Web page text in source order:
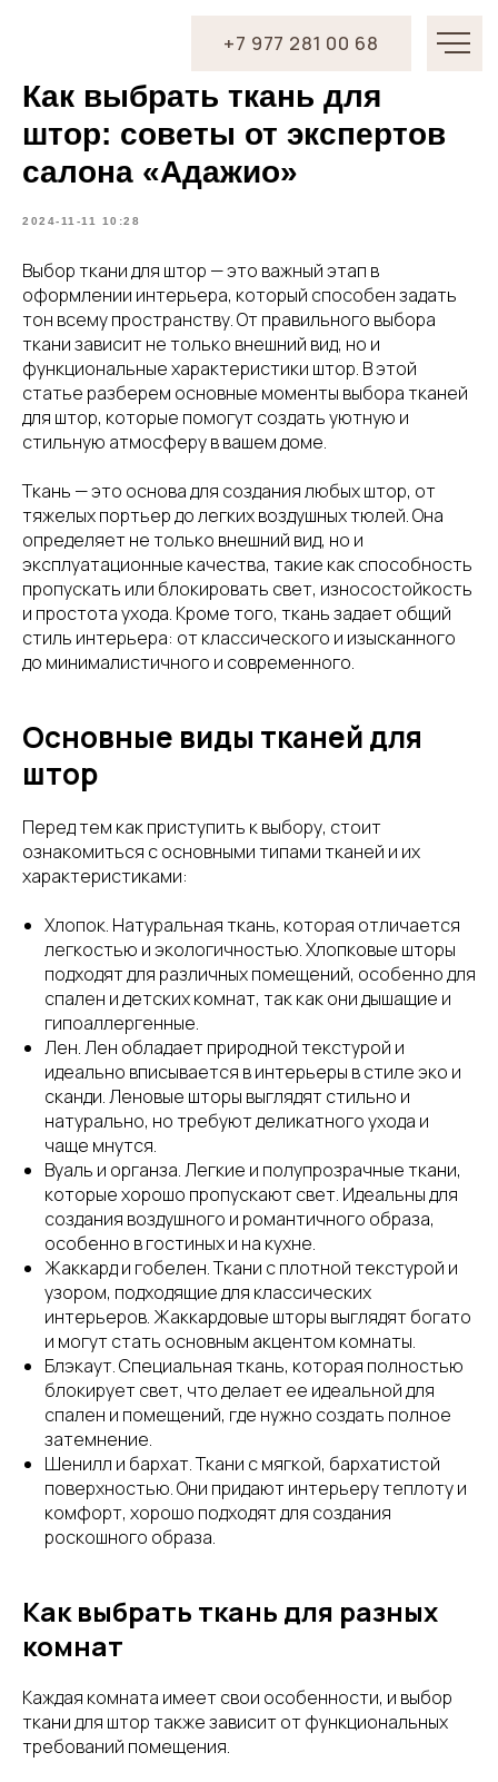
Как выбрать ткань для
штор: советы от экспертов
салона «Адажио»
2024-11-11 10:28
Выбор ткани для штор — это важный этап в
оформлении интерьера, который способен задать
тон всему пространству. От правильного выбора
ткани зависит не только внешний вид, но и
функциональные характеристики штор. В этой
статье разберем основные моменты выбора тканей
для штор, которые помогут создать уютную и
стильную атмосферу в вашем доме.
Ткань — это основа для создания любых штор, от
тяжелых портьер до легких воздушных тюлей. Она
определяет не только внешний вид, но и
эксплуатационные качества, такие как способность
пропускать или блокировать свет, износостойкость
и простота ухода. Кроме того, ткань задает общий
стиль интерьера: от классического и изысканного
до минималистичного и современного.
Основные виды тканей для
штор
Перед тем как приступить к выбору, стоит
ознакомиться с основными типами тканей и их
характеристиками:
Хлопок. Натуральная ткань, которая отличается
легкостью и экологичностью. Хлопковые шторы
подходят для различных помещений, особенно для
спален и детских комнат, так как они дышащие и
гипоаллергенные.
Лен. Лен обладает природной текстурой и
идеально вписывается в интерьеры в стиле эко и
сканди. Леновые шторы выглядят стильно и
натурально, но требуют деликатного ухода и
чаще мнутся.
Вуаль и органза. Легкие и полупрозрачные ткани,
которые хорошо пропускают свет. Идеальны для
создания воздушного и романтичного образа,
особенно в гостиных и на кухне.
Жаккард и гобелен. Ткани с плотной текстурой и
узором, подходящие для классических
интерьеров. Жаккардовые шторы выглядят богато
и могут стать основным акцентом комнаты.
Блэкаут. Специальная ткань, которая полностью
блокирует свет, что делает ее идеальной для
спален и помещений, где нужно создать полное
затемнение.
Шенилл и бархат. Ткани с мягкой, бархатистой
поверхностью. Они придают интерьеру теплоту и
комфорт, хорошо подходят для создания
роскошного образа.
Как выбрать ткань для разных
комнат
Каждая комната имеет свои особенности, и выбор
ткани для штор также зависит от функциональных
требований помещения.